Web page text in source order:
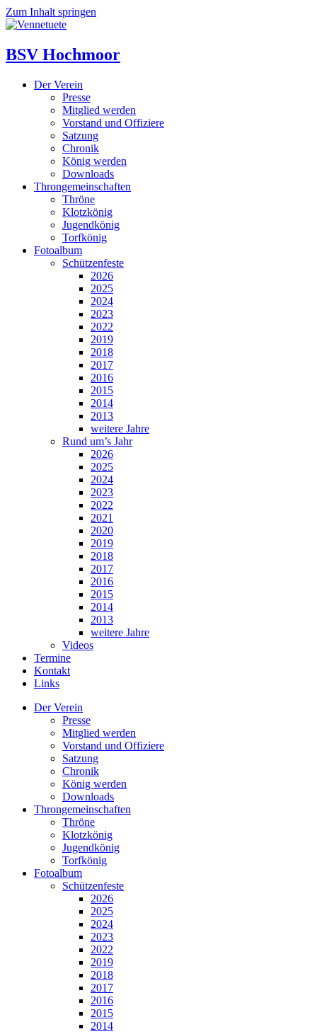
Zum Inhalt springen
BSV Hochmoor
Der Verein
Presse
Mitglied werden
Vorstand und Offiziere
Satzung
Chronik
König werden
Downloads
Throngemeinschaften
Thröne
Klotzkönig
Jugendkönig
Torfkönig
Fotoalbum
Schützenfeste
2026
2025
2024
2023
2022
2019
2018
2017
2016
2015
2014
2013
weitere Jahre
Rund um’s Jahr
2026
2025
2024
2023
2022
2021
2020
2019
2018
2017
2016
2015
2014
2013
weitere Jahre
Videos
Termine
Kontakt
Links
Der Verein
Presse
Mitglied werden
Vorstand und Offiziere
Satzung
Chronik
König werden
Downloads
Throngemeinschaften
Thröne
Klotzkönig
Jugendkönig
Torfkönig
Fotoalbum
Schützenfeste
2026
2025
2024
2023
2022
2019
2018
2017
2016
2015
2014